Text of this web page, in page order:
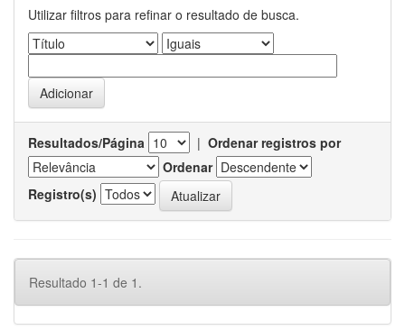
Utilizar filtros para refinar o resultado de busca.
Resultados/Página | Ordenar registros por
Ordenar
Registro(s)
Resultado 1-1 de 1.